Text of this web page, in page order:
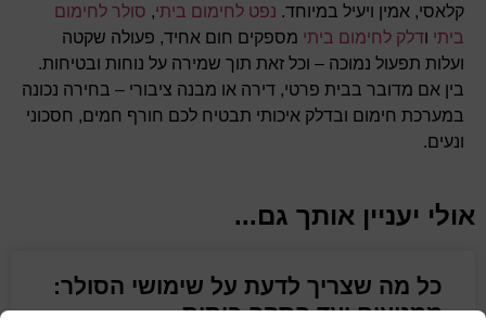
קלאסי, אמין ויעיל במיוחד. נפט לחימום ביתי, סולר לחימום
ביתי ודלק לחימום ביתי מספקים חום אחיד, פעולה שקטה
ועלות תפעול נמוכה – וכל זאת תוך שמירה על נוחות ובטיחות.
בין אם מדובר בבית פרטי, דירה או מבנה ציבורי – בחירה נכונה
במערכת חימום ובדלק איכותי תבטיח לכם חורף חמים, חסכוני
ונעים.
אולי יעניין אותך גם...
כל מה שצריך לדעת על שימושי הסולר:
ממנועים ועד הסקה ביתית